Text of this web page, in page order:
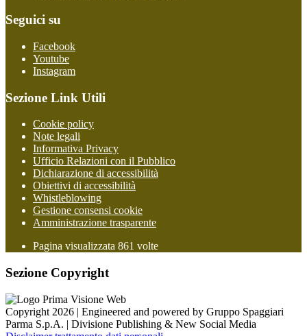
Seguici su
Facebook
Youtube
Instagram
Sezione Link Utili
Cookie policy
Note legali
Informativa Privacy
Ufficio Relazioni con il Pubblico
Dichiarazione di accessibilità
Obiettivi di accessibilità
Whistleblowing
Gestione consensi cookie
Amministrazione trasparente
Pagina visualizzata 861 volte
Sezione Copyright
Copyright 2026 | Engineered and powered by Gruppo Spaggiari
Parma S.p.A. | Divisione Publishing & New Social Media